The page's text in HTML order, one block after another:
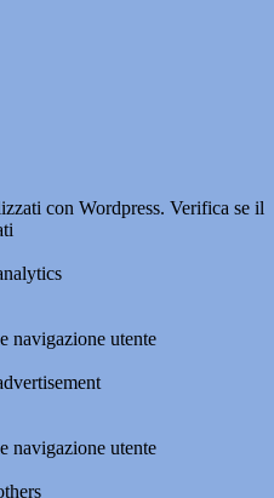
con Wordpress. Verifica se il
navigazione utente
navigazione utente